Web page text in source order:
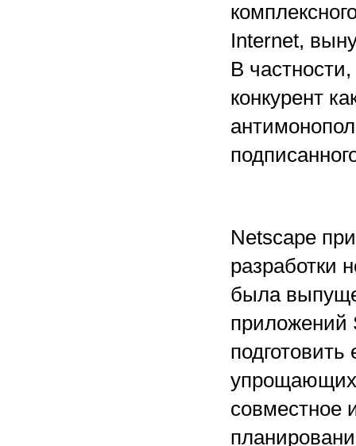
Internet,
В
конкурент
Netscape
разработки
была
приложений
упрощающих
совместное